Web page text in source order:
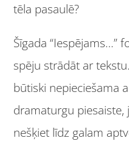
tēla pasaulē?
Šīgada “Iespējams…”
spēju strādāt ar
būtiski nepieciešama
dramaturgu piesaiste,
nešķiet līdz galam